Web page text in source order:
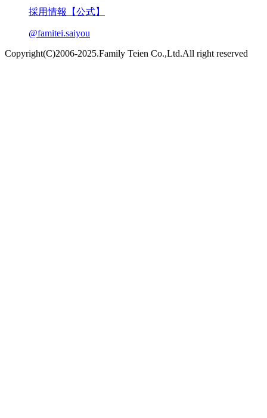
採用情報【公式】
@famitei.saiyou
Copyright(C)2006-2025.Family Teien Co.,Ltd.All right reserved